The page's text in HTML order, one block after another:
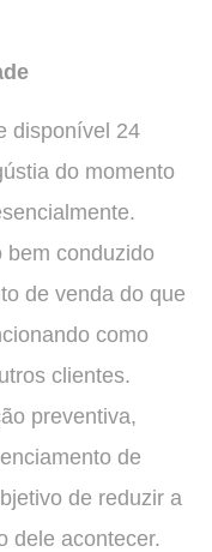
disponível 24
do momento
bem conduzido
de venda do que
como
clientes.
preventiva,
de
de reduzir a
dele acontecer.